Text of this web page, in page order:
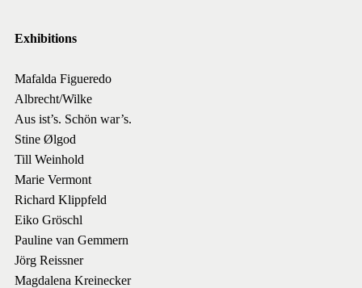
Exhibitions
Mafalda Figueredo
Albrecht/Wilke
Aus ist’s. Schön war’s.
Stine Ølgod
Till Weinhold
Marie Vermont
Richard Klippfeld
Eiko Gröschl
Pauline van Gemmern
Jörg Reissner
Magdalena Kreinecker